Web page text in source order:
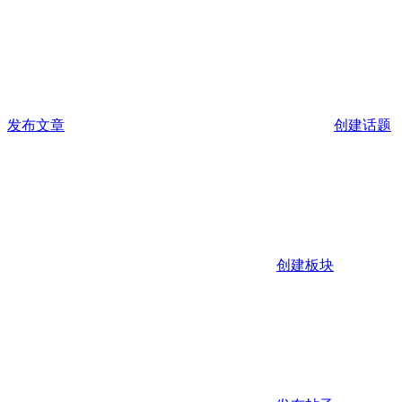
发布文章 创建话题
创建板块